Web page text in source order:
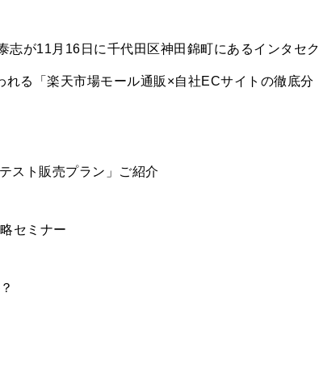
が11月16日に千代田区神田錦町にあるインタセク
る「楽天市場モール通販×自社ECサイトの徹底分
スト販売プラン」ご紹介
セミナー